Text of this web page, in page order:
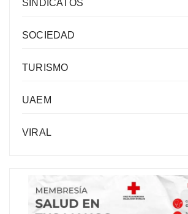
SINDICATOS
SOCIEDAD
TURISMO
UAEM
VIRAL